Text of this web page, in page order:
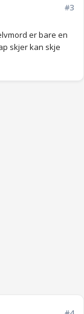
#3
er bare en
skjer kan skje